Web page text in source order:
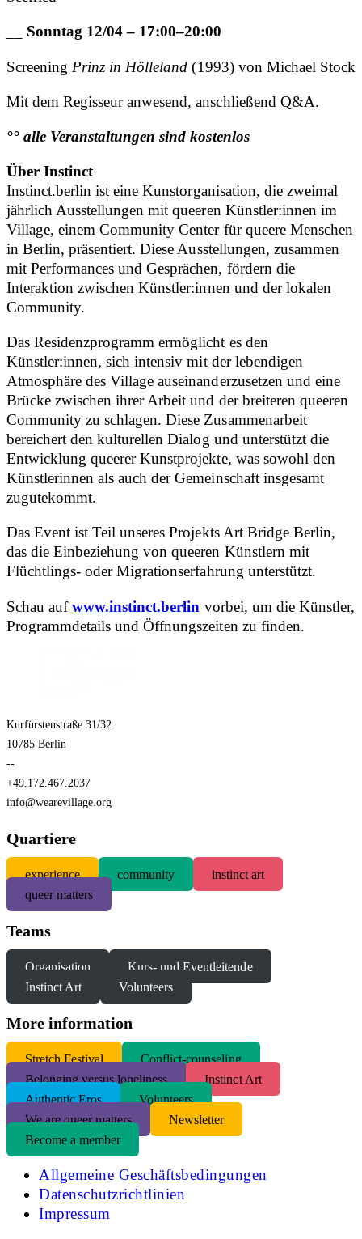
Sonntag 12/04 – 17:00–20:00
Screening Prinz in Hölleland (1993) von Michael Stock
Mit dem Regisseur anwesend, anschließend Q&A.
°° alle Veranstaltungen sind kostenlos
Über Instinct
Instinct.berlin ist eine Kunstorganisation, die zweimal
jährlich Ausstellungen mit queeren Künstler:innen im
Village, einem Community Center für queere Menschen
in Berlin, präsentiert. Diese Ausstellungen, zusammen
mit Performances und Gesprächen, fördern die
Interaktion zwischen Künstler:innen und der lokalen
Community.
Das Residenzprogramm ermöglicht es den
Künstler:innen, sich intensiv mit der lebendigen
Atmosphäre des Village auseinanderzusetzen und eine
Brücke zwischen ihrer Arbeit und der breiteren queeren
Community zu schlagen. Diese Zusammenarbeit
bereichert den kulturellen Dialog und unterstützt die
Entwicklung queerer Kunstprojekte, was sowohl den
Künstlerinnen als auch der Gemeinschaft insgesamt
zugutekommt.
Das Event ist Teil unseres Projekts Art Bridge Berlin,
das die Einbeziehung von queeren Künstlern mit
Flüchtlings- oder Migrationserfahrung unterstützt.
Schau aufwww.instinct.berlin vorbei, um die Künstler,
Programmdetails und Öffnungszeiten zu finden.
Kurfürstenstraße 31/32
10785 Berlin
--
+49.172.467.2037
info@wearevillage.org
Quartiere
experience community
instinct art
queer matters
Teams
Organisation
Kurs- und Eventleitende
Instinct Art
Volunteers
More information
Stretch Festival
Conflict-counseling
Belonging versus loneliness
Instinct Art
Authentic Eros
Volunteers
We are queer matters
Newsletter
Become a member
Allgemeine Geschäftsbedingungen
Datenschutzrichtlinien
Impressum